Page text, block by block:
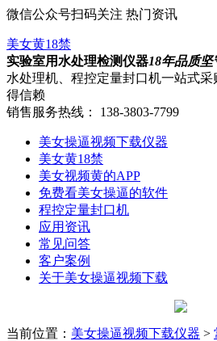
微信公众号扫码关注 热门资讯
美女黄18禁
实验室用水处理检测仪器18年品质坚
水处理机、程控定量封口机一站式
得信赖
销售服务热线：
138-3803-7799
美女操逼视频下载仪器
美女黄18禁
美女视频黄的APP
免费看美女操逼的软件
程控定量封口机
应用资讯
常见问答
客户案例
关于美女操逼视频下载
当前位置 ： 美女操逼视频下载仪器 >